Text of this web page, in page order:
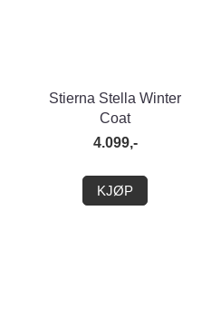
Stierna Stella Winter
Coat
4.099,-
KJØP